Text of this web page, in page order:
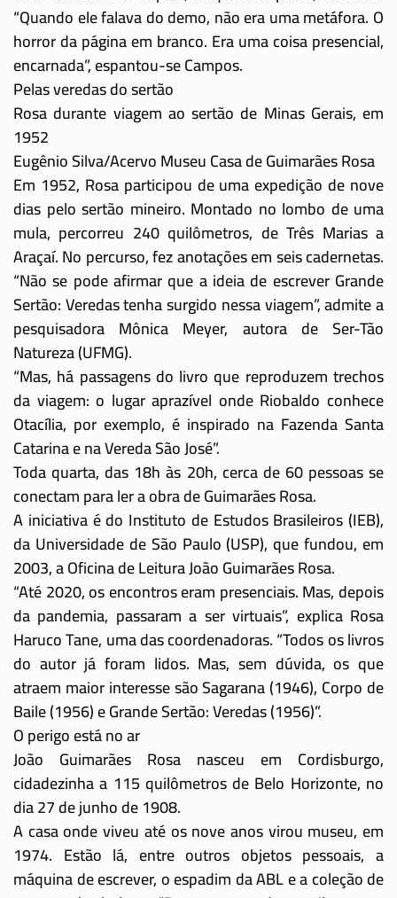
“Quando ele falava do demo, não era uma metáfora. O
horror da página em branco. Era uma coisa presencial,
encarnada”, espantou-se Campos.
Pelas veredas do sertão
Rosa durante viagem ao sertão de Minas Gerais, em
1952
Eugênio Silva/Acervo Museu Casa de Guimarães Rosa
Em 1952, Rosa participou de uma expedição de nove
dias pelo sertão mineiro. Montado no lombo de uma
mula, percorreu 240 quilômetros, de Três Marias a
Araçaí. No percurso, fez anotações em seis cadernetas.
“Não se pode afirmar que a ideia de escrever Grande
Sertão: Veredas tenha surgido nessa viagem”, admite a
pesquisadora Mônica Meyer, autora de Ser-Tão
Natureza (UFMG).
“Mas, há passagens do livro que reproduzem trechos
da viagem: o lugar aprazível onde Riobaldo conhece
Otacília, por exemplo, é inspirado na Fazenda Santa
Catarina e na Vereda São José”.
Toda quarta, das 18h às 20h, cerca de 60 pessoas se
conectam para ler a obra de Guimarães Rosa.
A iniciativa é do Instituto de Estudos Brasileiros (IEB),
da Universidade de São Paulo (USP), que fundou, em
2003, a Oficina de Leitura João Guimarães Rosa.
“Até 2020, os encontros eram presenciais. Mas, depois
da pandemia, passaram a ser virtuais”, explica Rosa
Haruco Tane, uma das coordenadoras. “Todos os livros
do autor já foram lidos. Mas, sem dúvida, os que
atraem maior interesse são Sagarana (1946), Corpo de
Baile (1956) e Grande Sertão: Veredas (1956)”.
O perigo está no ar
João Guimarães Rosa nasceu em Cordisburgo,
cidadezinha a 115 quilômetros de Belo Horizonte, no
dia 27 de junho de 1908.
A casa onde viveu até os nove anos virou museu, em
1974. Estão lá, entre outros objetos pessoais, a
máquina de escrever, o espadim da ABL e a coleção de